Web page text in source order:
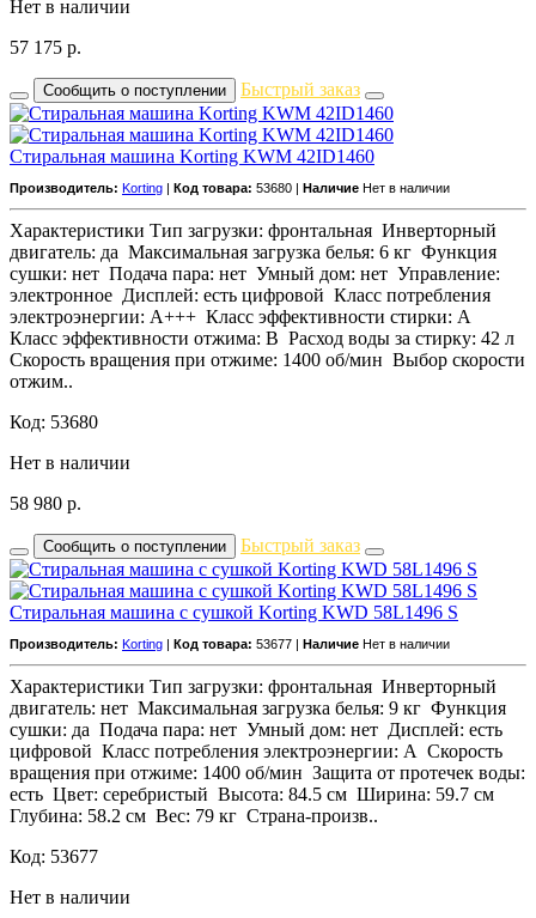
Нет в наличии
57 175 р.
Сообщить о поступлении Быстрый заказ
Стиральная машина Korting KWM 42ID1460
Производитель: Korting Код товара: 53680 | Наличие Нет в наличии
Характеристики Тип загрузки: фронтальная Инверторный
двигатель: да Максимальная загрузка белья: 6 кг Функция
сушки: нет Подача пара: нет Умный дом: нет Управление:
электронное Дисплей: есть цифровой Класс потребления
электроэнергии: A+++ Класс эффективности стирки: A
Класс эффективности отжима: B Расход воды за стирку: 42 л
Скорость вращения при отжиме: 1400 об/мин Выбор скорости
отжим..
Код: 53680
Нет в наличии
58 980 р.
Сообщить о поступлении Быстрый заказ
Стиральная машина с сушкой Korting KWD 58L1496 S
Производитель: Korting Код товара: 53677 | Наличие Нет в наличии
Характеристики Тип загрузки: фронтальная Инверторный
двигатель: нет Максимальная загрузка белья: 9 кг Функция
сушки: да Подача пара: нет Умный дом: нет Дисплей: есть
цифровой Класс потребления электроэнергии: A Скорость
вращения при отжиме: 1400 об/мин Защита от протечек воды:
есть Цвет: серебристый Высота: 84.5 см Ширина: 59.7 см
Глубина: 58.2 см Вес: 79 кг Страна-произв..
Код: 53677
Нет в наличии